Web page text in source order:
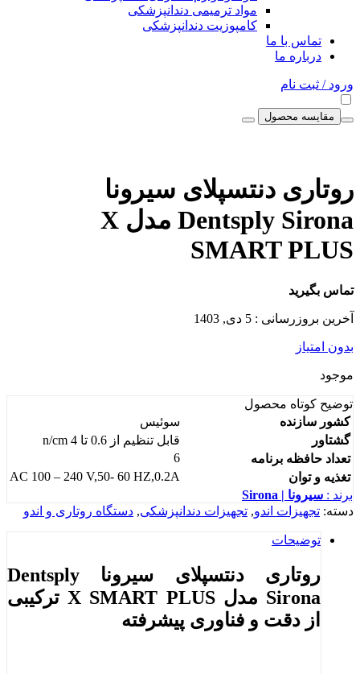
مواد ترمیمی دندانپزشکی
کامپوزیت دندانپزشکی
تماس با ما
درباره ما
ورود / ثبت نام
مقایسه محصول
روتاری دنتسپلای سیرونا
Dentsply Sirona مدل X
SMART PLUS
تماس بگیرید
آخرین بروزرسانی : 5 دی, 1403
بدون امتیاز
موجود
توضیح کوتاه محصول
کشور سازنده
سوئیس
گشتاور
قابل تنظیم از 0.6 تا 4 n/cm
تعداد حافظه برنامه
6
تغذیه و توان
AC 100 – 240 V,50- 60 HZ,0.2A
برند : سیرونا | Sirona
دسته: تجهیزات اندو, تجهیزات دندانپزشکی, دستگاه روتاری و اندو
توضیحات
روتاری دنتسپلای سیرونا Dentsply
Sirona مدل X SMART PLUS ترکیبی
از دقت و فناوری پیشرفته